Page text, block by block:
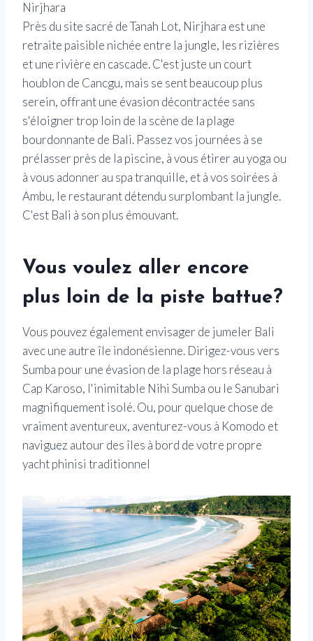
Nirjhara
Près du site sacré de Tanah Lot, Nirjhara est une
retraite paisible nichée entre la jungle, les rizières
et une rivière en cascade. C'est juste un court
houblon de Cancgu, mais se sent beaucoup plus
serein, offrant une évasion décontractée sans
s'éloigner trop loin de la scène de la plage
bourdonnante de Bali. Passez vos journées à se
prélasser près de la piscine, à vous étirer au yoga ou
à vous adonner au spa tranquille, et à vos soirées à
Ambu, le restaurant détendu surplombant la jungle.
C'est Bali à son plus émouvant.
Vous voulez aller encore
plus loin de la piste battue?
Vous pouvez également envisager de jumeler Bali
avec une autre île indonésienne. Dirigez-vous vers
Sumba pour une évasion de la plage hors réseau à
Cap Karoso, l'inimitable Nihi Sumba ou le Sanubari
magnifiquement isolé. Ou, pour quelque chose de
vraiment aventureux, aventurez-vous à Komodo et
naviguez autour des îles à bord de votre propre
yacht phinisi traditionnel